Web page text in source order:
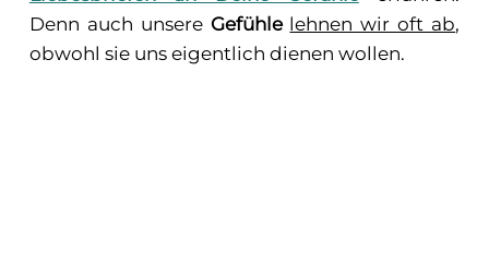
Denn auch unsere Gefühle lehnen wir oft ab,
obwohl sie uns eigentlich dienen wollen.